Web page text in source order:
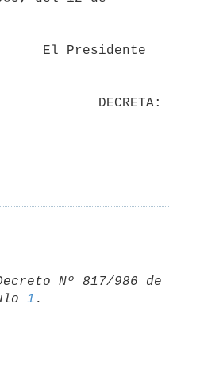
Nº 817/986 de
1